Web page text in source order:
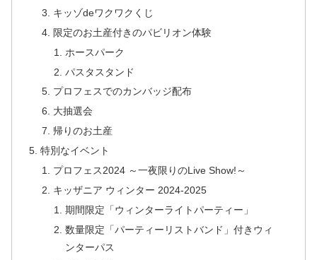
キッゾdeワクワクくじ
限定のお土産付きのパビリオン体験
ホースパーク
パスタスタンド
プロフェスでのカンバッジ配布
大抽選会
帰りのお土産
特別なイベント
プロフェス2024 ～一夜限りのLive Show!～
キッザニア ウィンター 2024-2025
期間限定「ウィンターライトパーティー」
数量限定「パーティーリストバンド」付きウィ
ンターパス